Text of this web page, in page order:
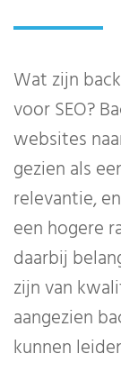
Wat zijn
voor SEO?
websites
gezien als
relevantie,
een hogere
daarbij
zijn van
aangezien
kunnen